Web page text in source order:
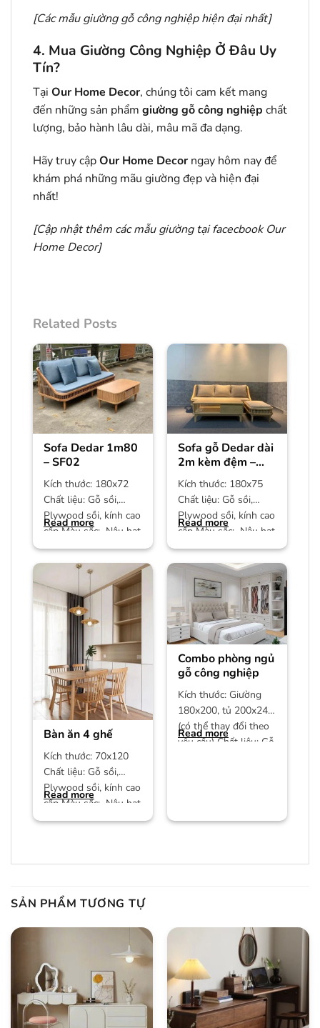
[Các mẫu giường gỗ công nghiệp hiện đại nhất]
4. Mua Giường Công Nghiệp Ở Đâu Uy
Tín?
Tại Our Home Decor, chúng tôi cam kết mang
đến những sản phẩm giường gỗ công nghiệp chất
lượng, bảo hành lâu dài, mâu mã đa dạng.
Hãy truy cậpOur Home Decor ngay hôm nay để
khám phá những mãu giường đẹp và hiện đại
nhất!
[Cập nhật thêm các mẫu giường tại facecbook Our
Home Decor]
Related Posts
Sofa Dedar 1m80
– SF02
Kích thước: 180x72
Chất liệu: Gỗ sồi,
Plywood sồi, kính cao
cấp Màu sắc: Nâu hạt
dẻ Bảo hành: 12
Read more
Sofa gỗ Dedar dài
2m kèm đệm –
SF01
Kích thước: 180x75
Chất liệu: Gỗ sồi,
Plywood sồi, kính cao
cấp Màu sắc: Nâu hạt
dẻ Bảo hành: 12
Read more
Bàn ăn 4 ghế
Kích thước: 70x120
Chất liệu: Gỗ sồi,
Plywood sồi, kính cao
cấp Màu sắc: Nâu hạt
dẻ/màu trần Bảo
Read more
Combo phòng ngủ
gỗ công nghiệp
Kích thước: Giường
180x200, tủ 200x240
(có thể thay đổi theo
yêu cầu) Chất liệu: Gỗ
Read more
SẢN PHẨM TƯƠNG TỰ